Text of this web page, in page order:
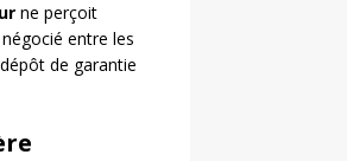
ne perçoit
entre les
de garantie